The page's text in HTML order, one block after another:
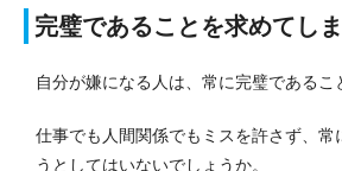
完璧であることを求めてし
自分が嫌になる人は、常に完璧であるこ
仕事でも人間関係でもミスを許さず、常
うとしてはいないでしょうか。